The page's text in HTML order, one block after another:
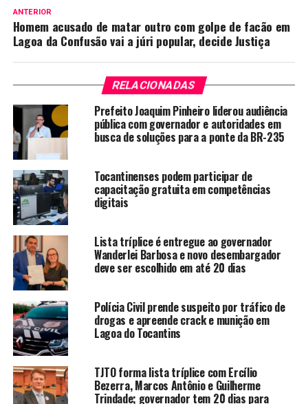
ANTERIOR
Homem acusado de matar outro com golpe de facão em
Lagoa da Confusão vai a júri popular, decide Justiça
RELACIONADAS
Prefeito Joaquim Pinheiro liderou audiência
pública com governador e autoridades em
busca de soluções para a ponte da BR-235
Tocantinenses podem participar de
capacitação gratuita em competências
digitais
Lista tríplice é entregue ao governador
Wanderlei Barbosa e novo desembargador
deve ser escolhido em até 20 dias
Polícia Civil prende suspeito por tráfico de
drogas e apreende crack e munição em
Lagoa do Tocantins
TJTO forma lista tríplice com Ercílio
Bezerra, Marcos Antônio e Guilherme
Trindade; governador tem 20 dias para